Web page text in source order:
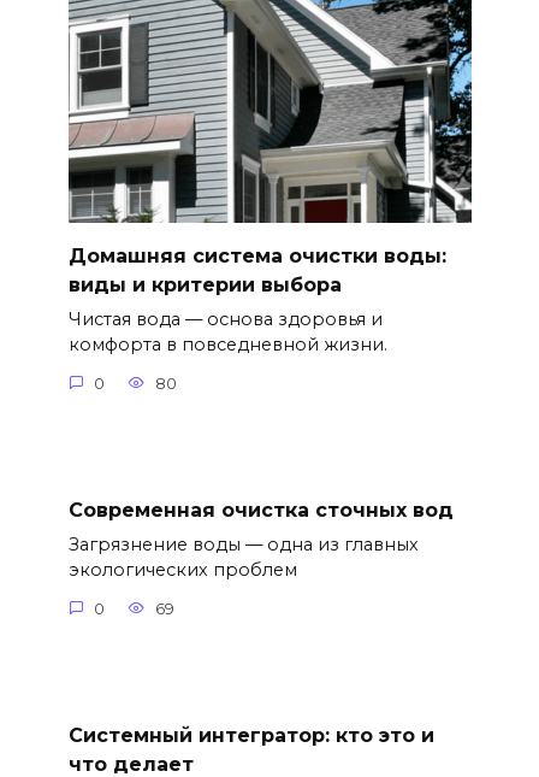
Домашняя система очистки воды:
виды и критерии выбора
Чистая вода — основа здоровья и
комфорта в повседневной жизни.
0 80
Современная очистка сточных вод
Загрязнение воды — одна из главных
экологических проблем
0 69
Системный интегратор: кто это и
что делает